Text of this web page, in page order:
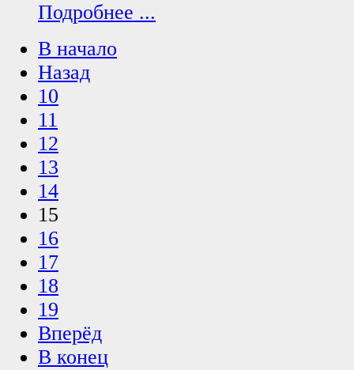
Подробнее ...
В начало
Назад
10
11
12
13
14
15
16
17
18
19
Вперёд
В конец